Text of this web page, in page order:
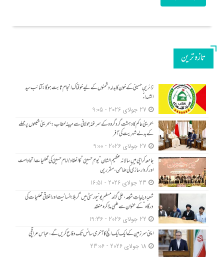
تازه ترین
زائرینِ حسینی کے خون کا بدلہ دشمنوں کے لیے خوفناک انجام ثابت ہوگا: کتائب سید
الشہداءؑ
27 جولای 2026 - 9:05
بحرینی حاکم کا دہشت گرد گروہ کے سرغنہ جولانی سے مبینہ خطاب: بحرینی شیعوں پر حملے
کے بدلے شہریت کی آفر
27 جولای 2026 - 9:00
جامعہ کراچی میں سالانہ عظیم الشان “یومِ حسینؑ” کا انعقاد/امام حسینؑ کی تعلیمات اتحادِ امت
اور کردار سازی کی ضامن، مقررین
23 جولای 2026 - 16:51
شعبۂ دینیاتِ شیعہ، علی گڑھ مسلم یونیورسٹی میں “کربلا؛ انسانیت اور اخلاقی تعلیمات کی
درگاہ” کے عنوان سے علمی مذاکرہ منعقد
22 جولای 2026 - 19:36
اپنی سرزمین کے ایک ایک انچ کا آخری سانس تک دفاع کریں گے، عباس عراقچی
18 جولای 2026 - 23:06